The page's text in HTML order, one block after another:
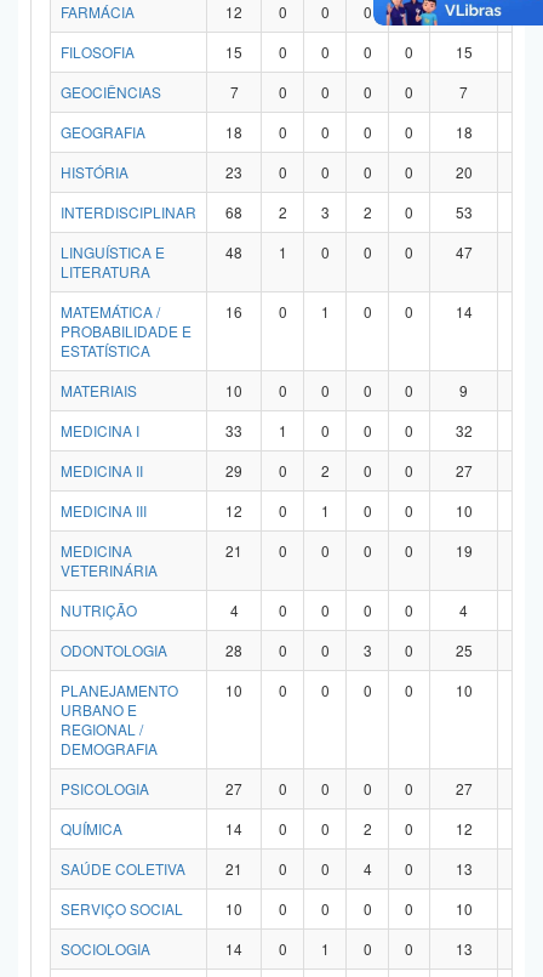
FARMÁCIA
12 0 0 0 0 12
FILOSOFIA
15 0 0 0 0 15
GEOCIÊNCIAS
7 0 0 0 0 7
GEOGRAFIA
18 0 0 0 0 18
HISTÓRIA
23 0 0 0 0 20
INTERDISCIPLINAR
68 2 3 2 0 53
LINGUÍSTICA E
LITERATURA
48 1 0 0 0 47
MATEMÁTICA /
PROBABILIDADE E
ESTATÍSTICA
16 0 1 0 0 14
MATERIAIS 10 0 0 0 0 9
MEDICINA I
33 1 0 0 0 32
MEDICINA II
29 0 2 0 0 27
MEDICINA III
12 0 1 0 0 10
MEDICINA
VETERINÁRIA
21 0 0 0 0 19
NUTRIÇÃO 4 0 0 0 0 4
ODONTOLOGIA
28 0 0 3 0 25
PLANEJAMENTO
URBANO E
REGIONAL /
DEMOGRAFIA
10 0 0 0 0 10
PSICOLOGIA 27 0 0 0 0 27
QUÍMICA
14 0 0 2 0 12
SAÚDE COLETIVA
21 0 0 4 0 13
SERVIÇO SOCIAL
10 0 0 0 0 10
SOCIOLOGIA
14 0 1 0 0 13